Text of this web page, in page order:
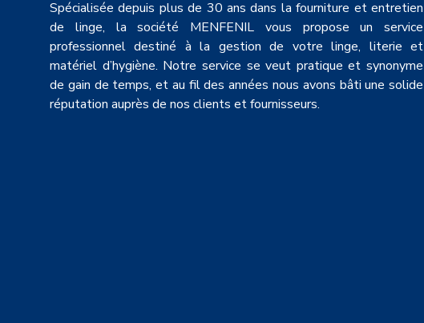
Spécialisée depuis plus de 30 ans dans la fourniture et entretien
de linge, la société MENFENIL vous propose un service
professionnel destiné à la gestion de votre linge, literie et
matériel d’hygiène. Notre service se veut pratique et synonyme
de gain de temps, et au fil des années nous avons bâti une solide
réputation auprès de nos clients et fournisseurs.